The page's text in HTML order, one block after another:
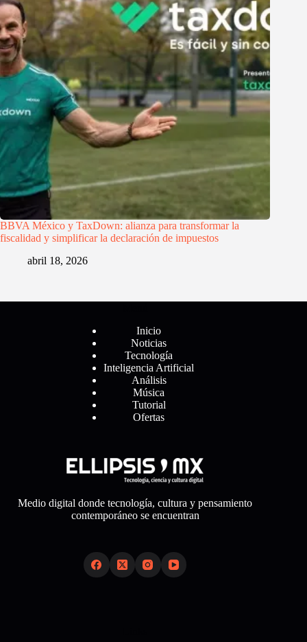
BBVA México y TaxDown: alianza para transformar la
fiscalidad y simplificar la declaración de impuestos
abril 18, 2026
Inicio
Noticias
Tecnología
Inteligencia Artificial
Análisis
Música
Tutorial
Ofertas
Medio digital donde tecnología, cultura y pensamiento
contemporáneo se encuentran